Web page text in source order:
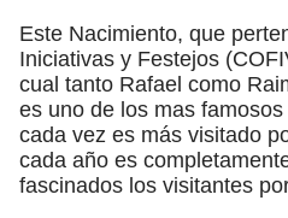
Este Nacimiento, que
Iniciativas y Festejos
cual tanto Rafael como
es uno de los mas
cada vez es más visitado
cada año es
fascinados los visitantes